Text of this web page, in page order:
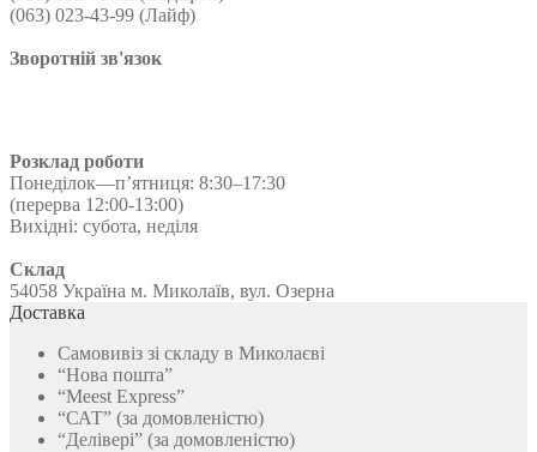
(063) 023-43-99 (Лайф)
Зворотній зв'язок
Розклад роботи
Понеділок—п’ятниця: 8:30–17:30
(перерва 12:00-13:00)
Вихідні: субота, неділя
Склад
54058 Україна м. Миколаїв, вул. Озерна
Доставка
Самовивіз зі складу в Миколаєві
“Нова пошта”
“Meest Express”
“САТ” (за домовленістю)
“Делівері” (за домовленістю)